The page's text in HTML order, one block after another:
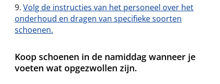
Volg de instructies van het personeel over het
onderhoud en dragen van specifieke soorten
schoenen.
Koop schoenen in de namiddag wanneer je
voeten wat opgezwollen zijn.